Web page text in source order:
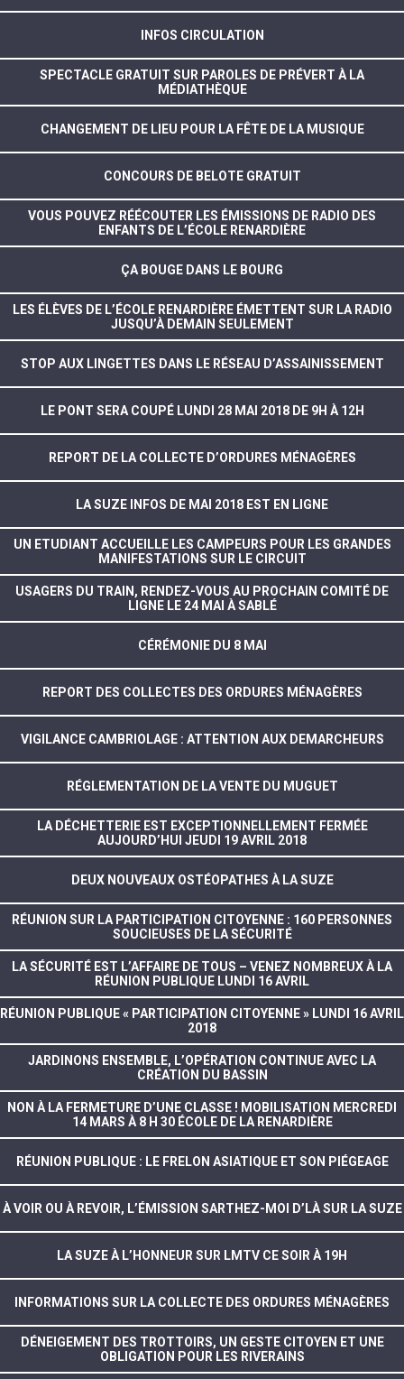
INFOS CIRCULATION
SPECTACLE GRATUIT SUR PAROLES DE PRÉVERT À LA
MÉDIATHÈQUE
CHANGEMENT DE LIEU POUR LA FÊTE DE LA MUSIQUE
CONCOURS DE BELOTE GRATUIT
VOUS POUVEZ RÉÉCOUTER LES ÉMISSIONS DE RADIO DES
ENFANTS DE L’ÉCOLE RENARDIÈRE
ÇA BOUGE DANS LE BOURG
LES ÉLÈVES DE L’ÉCOLE RENARDIÈRE ÉMETTENT SUR LA RADIO
JUSQU’À DEMAIN SEULEMENT
STOP AUX LINGETTES DANS LE RÉSEAU D’ASSAINISSEMENT
LE PONT SERA COUPÉ LUNDI 28 MAI 2018 DE 9H À 12H
REPORT DE LA COLLECTE D’ORDURES MÉNAGÈRES
LA SUZE INFOS DE MAI 2018 EST EN LIGNE
UN ETUDIANT ACCUEILLE LES CAMPEURS POUR LES GRANDES
MANIFESTATIONS SUR LE CIRCUIT
USAGERS DU TRAIN, RENDEZ-VOUS AU PROCHAIN COMITÉ DE
LIGNE LE 24 MAI À SABLÉ
CÉRÉMONIE DU 8 MAI
REPORT DES COLLECTES DES ORDURES MÉNAGÈRES
VIGILANCE CAMBRIOLAGE : ATTENTION AUX DEMARCHEURS
RÉGLEMENTATION DE LA VENTE DU MUGUET
LA DÉCHETTERIE EST EXCEPTIONNELLEMENT FERMÉE
AUJOURD’HUI JEUDI 19 AVRIL 2018
DEUX NOUVEAUX OSTÉOPATHES À LA SUZE
RÉUNION SUR LA PARTICIPATION CITOYENNE : 160 PERSONNES
SOUCIEUSES DE LA SÉCURITÉ
LA SÉCURITÉ EST L’AFFAIRE DE TOUS – VENEZ NOMBREUX À LA
RÉUNION PUBLIQUE LUNDI 16 AVRIL
RÉUNION PUBLIQUE « PARTICIPATION CITOYENNE » LUNDI 16 AVRIL
2018
JARDINONS ENSEMBLE, L’OPÉRATION CONTINUE AVEC LA
CRÉATION DU BASSIN
NON À LA FERMETURE D’UNE CLASSE ! MOBILISATION MERCREDI
14 MARS À 8 H 30 ÉCOLE DE LA RENARDIÈRE
RÉUNION PUBLIQUE : LE FRELON ASIATIQUE ET SON PIÉGEAGE
À VOIR OU À REVOIR, L’ÉMISSION SARTHEZ-MOI D’LÀ SUR LA SUZE
LA SUZE À L’HONNEUR SUR LMTV CE SOIR À 19H
INFORMATIONS SUR LA COLLECTE DES ORDURES MÉNAGÈRES
DÉNEIGEMENT DES TROTTOIRS, UN GESTE CITOYEN ET UNE
OBLIGATION POUR LES RIVERAINS